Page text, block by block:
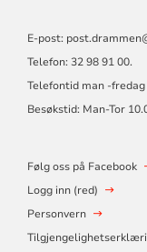
E-post:
Telefon: 32 98 91 00.
Telefontid man -fredag
Besøkstid: Man-Tor
Følg oss på Facebook
Logg inn (red)
Personvern